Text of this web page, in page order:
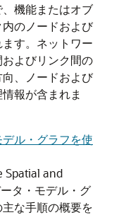
機能またはオブ
のノードおよび
す。ネットワー
よびリンク間の
、ノードおよび
報が含まれま
ル・グラフを使
Spatial and
タ・モデル・グ
な手順の概要を